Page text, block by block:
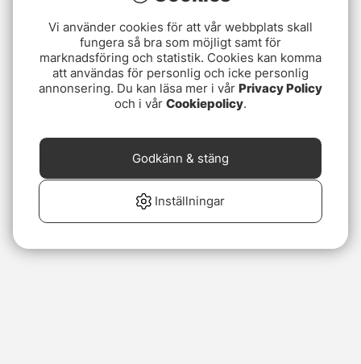
Vi använder cookies för att vår webbplats skall
fungera så bra som möjligt samt för
marknadsföring och statistik. Cookies kan komma
att användas för personlig och icke personlig
annonsering. Du kan läsa mer i vår Privacy Policy
och i vår Cookiepolicy.
Inställningar
Godkänn & stäng